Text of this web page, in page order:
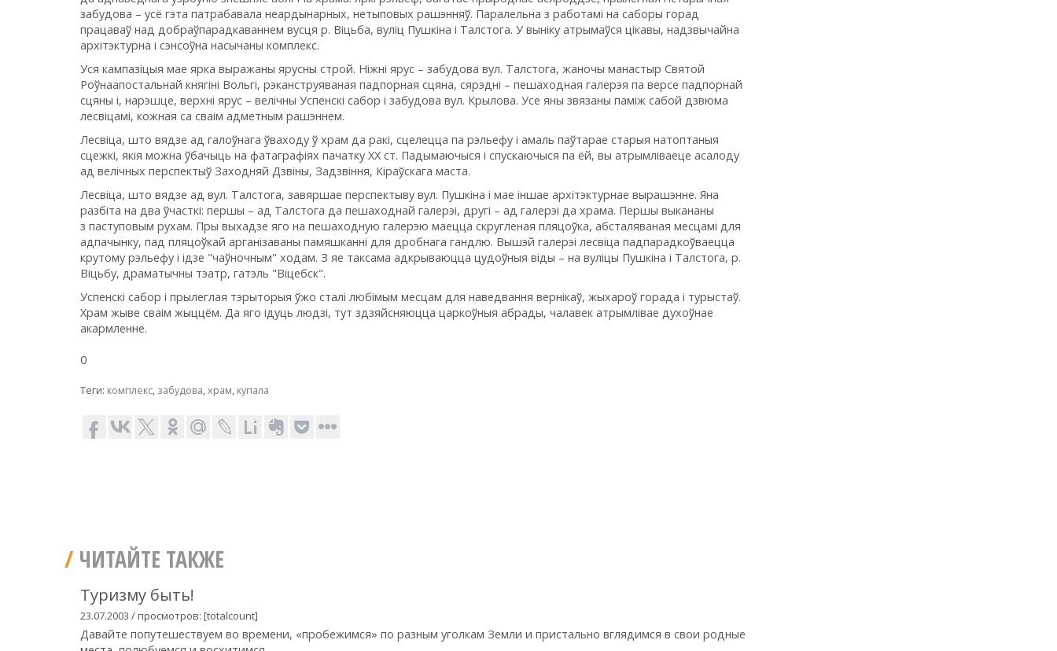
забудова – усё гэта патрабавала неардынарных, нетыповых рашэнняў. Паралельна з работамі на саборы горад
працаваў над добраўпарадкаваннем вусця р. Віцьба, вуліц Пушкіна і Талстога. У выніку атрымаўся цікавы, надзвычайна
архітэктурна і сэнсоўна насычаны комплекс.
Уся кампазіцыя мае ярка выражаны ярусны строй. Ніжні ярус – забудова вул. Талстога, жаночы манастыр Святой
Роўнаапостальнай княгіні Вольгі, рэканструяваная падпорная сцяна, сярэдні – пешаходная галерэя па версе падпорнай
сцяны і, нарэшце, верхні ярус – велічны Успенскі сабор і забудова вул. Крылова. Усе яны звязаны паміж сабой дзвюма
лесвіцамі, кожная са сваім адметным рашэннем.
Лесвіца, што вядзе ад галоўнага ўваходу ў храм да ракі, сцелецца па рэльефу і амаль паўтарае старыя натоптаныя
сцежкі, якія можна ўбачыць на фатаграфіях пачатку XX ст. Падымаючыся і спускаючыся па ёй, вы атрымліваеце асалоду
ад велічных перспектыў Заходняй Дзвіны, Задзвіння, Кіраўскага маста.
Лесвіца, што вядзе ад вул. Талстога, завяршае перспектыву вул. Пушкіна і мае іншае архітэктурнае вырашэнне. Яна
разбіта на два ўчасткі: першы – ад Талстога да пешаходнай галерэі, другі – ад галерэі да храма. Першы выкананы
з паступовым рухам. Пры выхадзе яго на пешаходную галерэю маецца скругленая пляцоўка, абсталяваная месцамі для
адпачынку, пад пляцоўкай арганізаваны памяшканні для дробнага гандлю. Вышэй галерэі лесвіца падпарадкоўваецца
крутому рэльефу і ідзе "чаўночным" ходам. З яе таксама адкрываюцца цудоўныя віды – на вуліцы Пушкіна і Талстога, р.
Віцьбу, драматычны тэатр, гатэль "Віцебск".
Успенскі сабор і прылеглая тэрыторыя ўжо сталі любімым месцам для наведвання вернікаў, жыхароў горада і турыстаў.
Храм жыве сваім жыццём. Да яго ідуць людзі, тут здзяйсняюцца царкоўныя абрады, чалавек атрымлівае духоўнае
акармленне.
0
Теги: комплекс, забудова,храм, купала
ЧИТАЙТЕ ТАКЖЕ
Туризму быть!
23.07.2003 / просмотров: [totalcount]
Давайте попутешествуем во времени, «пробежимся» по разным уголкам Земли и пристально вглядимся в свои родные